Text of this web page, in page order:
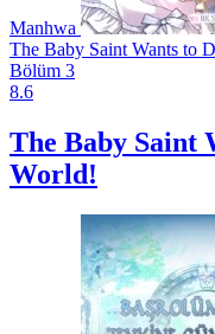
Manhwa
The Baby Saint Wants to
Bölüm 3
8.6
The Baby Saint
World!